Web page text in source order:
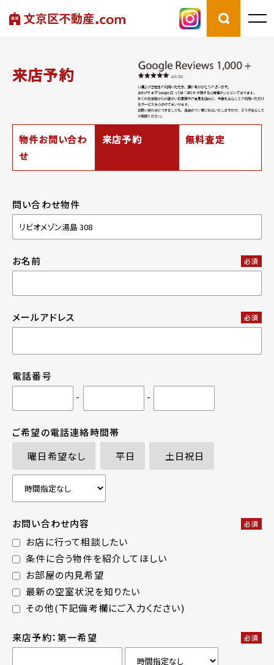
来店予約
物件お問い合わ
せ
来店予約 無料査定
問い合わせ物件
お名前 必須
メールアドレス 必須
電話番号
-
-
ご希望の電話連絡時間帯
曜日希望なし
平日 土日祝日
お問い合わせ内容 必須
お店に行って相談したい
条件に合う物件を紹介してほしい
お部屋の内見希望
最新の空室状況を知りたい
その他(下記備考欄にご入力ください)
来店予約：第一希望 必須